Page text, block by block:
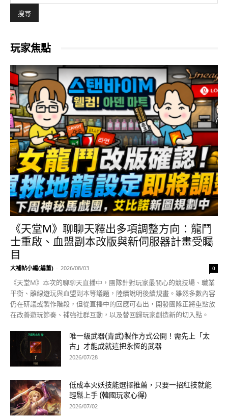
玩家焦點
《天堂M》聊聊天釋出多項調整方向：龍鬥
士重啟、血盟副本改版與新伺服器計畫受矚
目
大補帖小編(編董) - 2026/08/03 0
《天堂M》本次的聊聊天直播中，團隊針對玩家最關心的競技場、職業
平衡、離線遊玩與血盟副本等議題，陸續說明後續規畫。雖然多數內容
仍在研議或製作階段，但從直播中的回應可看出，開發團隊正將重點放
在改善遊玩節奏、補強社群互動，以及替回歸玩家創造新的切入點。
唯一級武器(青武)製作方式公開！需先上「太
古」才能成就這把永恆的武器
2026/07/28
低成本火妖技能選擇推薦，只要一招紅技就能
輕鬆上手 (韓國玩家心得)
2026/07/02